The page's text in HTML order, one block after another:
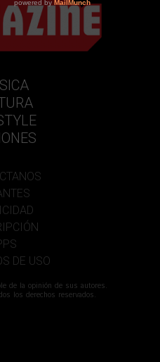
DE USO
de la opinión de sus autores.
los derechos reservados.